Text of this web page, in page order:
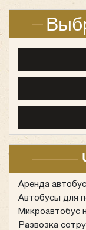
Аренда
Автобусы для
Микроавтобус
Развозка